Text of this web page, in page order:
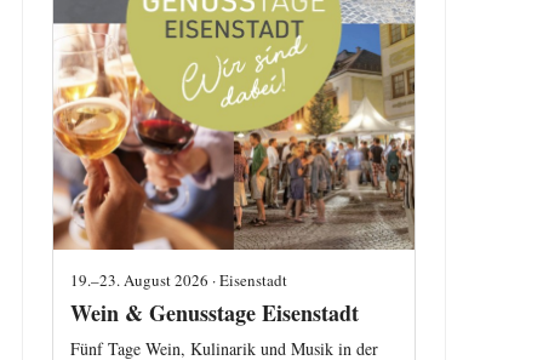
19.–23. August 2026 · Eisenstadt
Wein & Genusstage Eisenstadt
Fünf Tage Wein, Kulinarik und Musik in der